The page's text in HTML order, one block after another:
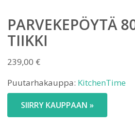
PARVEKEPÖYTÄ
TIIKKI
239,00 €
Puutarhakauppa: KitchenTime
SIIRRY KAUPPAAN »